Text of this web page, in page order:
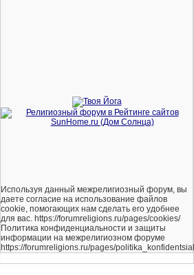
Используя данный межрелигиозный форум, вы
даете согласие на использование файлов
cookie, помогающих нам сделать его удобнее
для вас. https://forumreligions.ru/pages/cookies/
Политика конфиденциальности и защиты
информации на межрелигиозном форуме
https://forumreligions.ru/pages/